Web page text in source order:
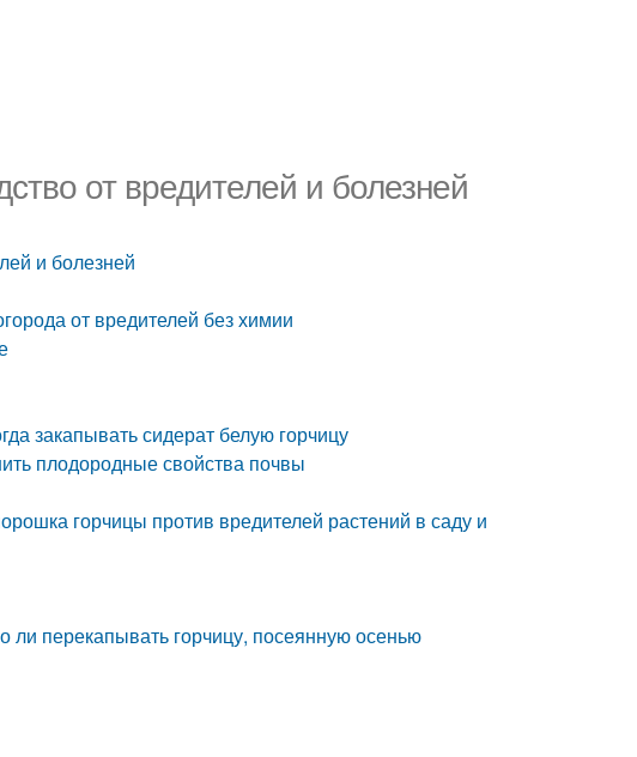
от вредителей и болезней
и болезней
от вредителей без химии
закапывать сидерат белую горчицу
плодородные свойства почвы
горчицы против вредителей растений в саду и
ли перекапывать горчицу, посеянную осенью